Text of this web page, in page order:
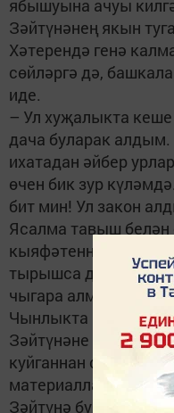
ябышуына ачуы
Зәйтүнәнең якын
Хәтерендә генә
сөйләргә дә,
иде.
– Ул хуҗалыкта
дача буларак
ихатадан әйбер
өчен бик зур
бит мин! Ул закон
Ясалма тавыш белән
кыяфәтеннән үк
тырышса да, ул
чыгара алмады.
Чынлыкта исә Илсур
Зәйтүнәне жәлләп,
куйганнан соң артып
материалларын
Зәйтүнә бу гозерне